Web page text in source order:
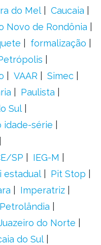
do Mel
Caucaia
Novo de Rondônia
formalização
VAAR
Simec
Paulista
Sul
idade-série
SP
IEG-M
estadual
Pit Stop
Imperatriz
Petrolândia
do Norte
do Sul